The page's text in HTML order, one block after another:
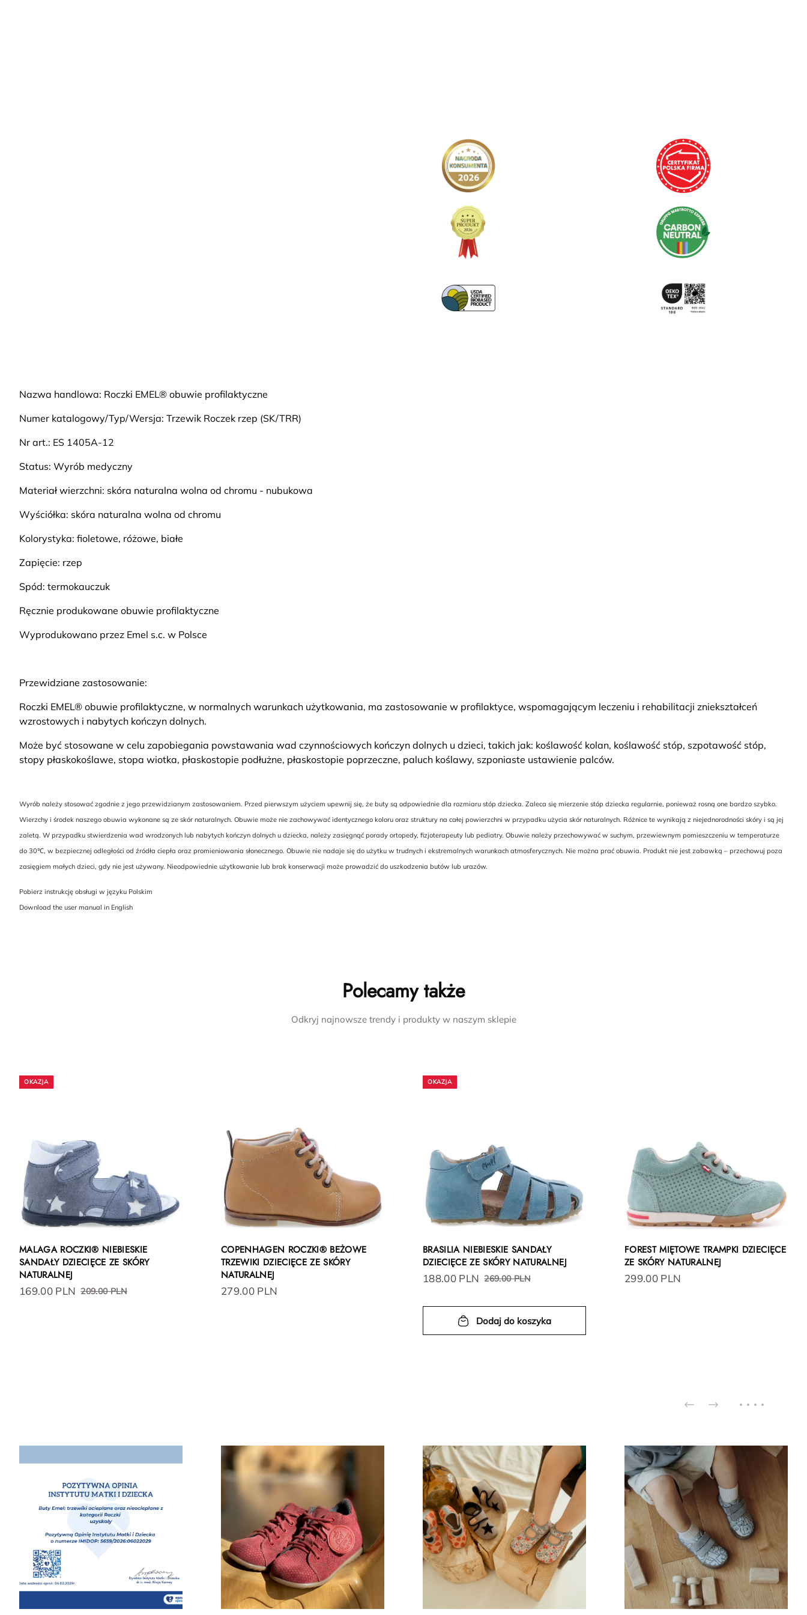
Nazwa handlowa: Roczki EMEL® obuwie profilaktyczne
Numer katalogowy/Typ/Wersja: Trzewik Roczek rzep (SK/TRR)
Nr art.: ES 1405A-12
Status: Wyrób medyczny
Materiał wierzchni: skóra naturalna wolna od chromu - nubukowa
Wyściółka: skóra naturalna wolna od chromu
Kolorystyka: fioletowe, różowe, białe
Zapięcie: rzep
Spód: termokauczuk
Ręcznie produkowane obuwie profilaktyczne
Wyprodukowano przez Emel s.c. w Polsce
Przewidziane zastosowanie:
Roczki EMEL® obuwie profilaktyczne, w normalnych warunkach użytkowania, ma zastosowanie w profilaktyce, wspomagającym leczeniu i rehabilitacji zniekształceń
wzrostowych i nabytych kończyn dolnych.
Może być stosowane w celu zapobiegania powstawania wad czynnościowych kończyn dolnych u dzieci, takich jak: koślawość kolan, koślawość stóp, szpotawość stóp,
stopy płaskokoślawe, stopa wiotka, płaskostopie podłużne, płaskostopie poprzeczne, paluch koślawy, szponiaste ustawienie palców.
Wyrób należy stosować zgodnie z jego przewidzianym zastosowaniem. Przed pierwszym użyciem upewnij się, że buty są odpowiednie dla rozmiaru stóp dziecka. Zaleca się mierzenie stóp dziecka regularnie, ponieważ rosną one bardzo szybko.
Wierzchy i środek naszego obuwia wykonane są ze skór naturalnych. Obuwie może nie zachowywać identycznego koloru oraz struktury na całej powierzchni w przypadku użycia skór naturalnych. Różnice te wynikają z niejednorodności skóry i są jej
zaletą. W przypadku stwierdzenia wad wrodzonych lub nabytych kończyn dolnych u dziecka, należy zasięgnąć porady ortopedy, fizjoterapeuty lub pediatry. Obuwie należy przechowywać w suchym, przewiewnym pomieszczeniu w temperaturze
do 30℃, w bezpiecznej odległości od źródła ciepła oraz promieniowania słonecznego. Obuwie nie nadaje się do użytku w trudnych i ekstremalnych warunkach atmosferycznych. Nie można prać obuwia. Produkt nie jest zabawką – przechowuj poza
zasięgiem małych dzieci, gdy nie jest używany. Nieodpowiednie użytkowanie lub brak konserwacji może prowadzić do uszkodzenia butów lub urazów.
Pobierz instrukcję obsługi w języku Polskim
Download the user manual in English
Polecamy także
Odkryj najnowsze trendy i produkty w naszym sklepie
MALAGA ROCZKI® NIEBIESKIE
SANDAŁY DZIECIĘCE ZE SKÓRY
NATURALNEJ
169.00 PLN 209.00 PLN
COPENHAGEN ROCZKI® BEŻOWE
TRZEWIKI DZIECIĘCE ZE SKÓRY
NATURALNEJ
279.00 PLN
BRASILIA NIEBIESKIE SANDAŁY
DZIECIĘCE ZE SKÓRY NATURALNEJ
188.00 PLN 269.00 PLN
Dodaj do koszyka
FOREST MIĘTOWE TRAMPKI DZIECIĘCE
ZE SKÓRY NATURALNEJ
299.00 PLN